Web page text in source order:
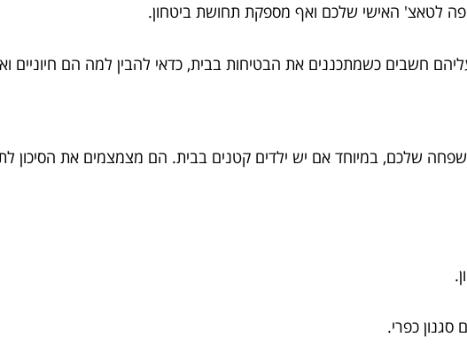
לטאצ' האישי שלכם ואף מספקת תחושת ביטחון.
חשבים כשמתכננים את הבטיחות בבית, כדאי להבין למה הם חיוניים
שלכם, במיוחד אם יש ילדים קטנים בבית. הם מצמצמים את הסיכון
כפרי.